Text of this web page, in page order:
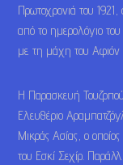
Πρωτοχρονιά του
από το ημερολόγιο
με τη μάχη του Αφιόν
Η Παρασκευή
Ελευθέριο
Μικράς Ασίας, ο
του Εσκί Σεχίρ.